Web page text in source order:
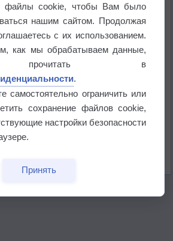
столицы бьют рекорды жары
155 лет в Лондоне в течение месяца
дождь
щедро раздавать своё тепло!
5 августа
файлы cookie, чтобы Вам было
нашим сайтом. Продолжая
с их использованием.
как мы обрабатываем данные,
прочитать в
.
самостоятельно ограничить или
сохранение файлов cookie,
настройки безопасности
Принять